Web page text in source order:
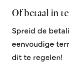
Of betaal in
Spreid de
eenvoudige
dit te regelen!